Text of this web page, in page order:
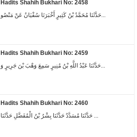
Hadits Shahih Bukhari No: 2458
Hadits Shahih Bukhari No: 2459
Hadits Shahih Bukhari No: 2460
حَدَّثَنَا مُسَدَّدٌ حَدَّثَنَا بِشْرُ بْنُ الْمُفَضَّلِ حَدَّثَنَا ...